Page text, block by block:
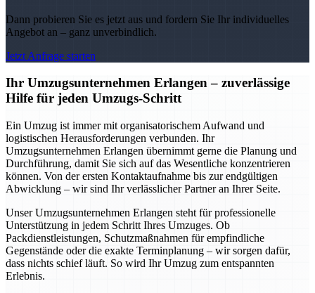
Dann probieren Sie es jetzt aus und fordern Sie Ihr individuelles
Angebot an – ganz unverbindlich.
Jetzt Anfrage starten
Ihr Umzugsunternehmen Erlangen – zuverlässige
Hilfe für jeden Umzugs-Schritt
Ein Umzug ist immer mit organisatorischem Aufwand und
logistischen Herausforderungen verbunden. Ihr
Umzugsunternehmen Erlangen übernimmt gerne die Planung und
Durchführung, damit Sie sich auf das Wesentliche konzentrieren
können. Von der ersten Kontaktaufnahme bis zur endgültigen
Abwicklung – wir sind Ihr verlässlicher Partner an Ihrer Seite.
Unser Umzugsunternehmen Erlangen steht für professionelle
Unterstützung in jedem Schritt Ihres Umzuges. Ob
Packdienstleistungen, Schutzmaßnahmen für empfindliche
Gegenstände oder die exakte Terminplanung – wir sorgen dafür,
dass nichts schief läuft. So wird Ihr Umzug zum entspannten
Erlebnis.